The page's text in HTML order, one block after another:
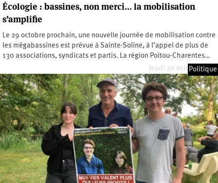
Écologie : bassines, non merci… la mobilisation
s’amplifie
Le 29 octobre prochain, une nouvelle journée de mobilisation contre
les mégabassines est prévue à Sainte-Soline, à l’appel de plus de
130 associations, syndicats et partis. La région Poitou-Charentes…
Jeudi 20 octobre 2022
Politique